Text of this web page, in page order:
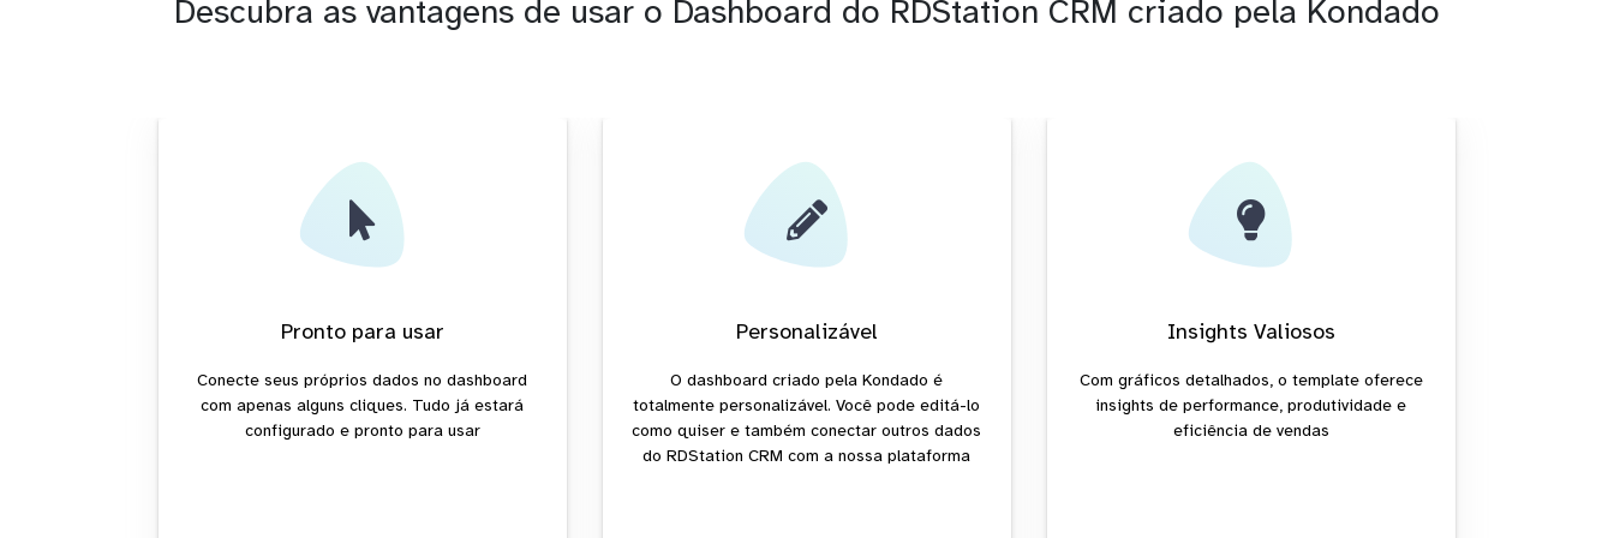
Descubra as vantagens de usar o Dashboard do RDStation CRM criado pela Kondado
Pronto para usar
Conecte seus próprios dados no dashboard
com apenas alguns cliques. Tudo já estará
configurado e pronto para usar
Personalizável
O dashboard criado pela Kondado é
totalmente personalizável. Você pode editá-lo
como quiser e também conectar outros dados
do RDStation CRM com a nossa plataforma
Insights Valiosos
Com gráficos detalhados, o template oferece
insights de performance, produtividade e
eficiência de vendas